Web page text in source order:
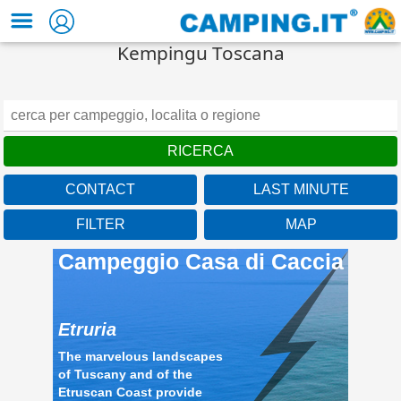
Kempingu Toscana
CONTACT LAST MINUTE
FILTER MAP
Etruria